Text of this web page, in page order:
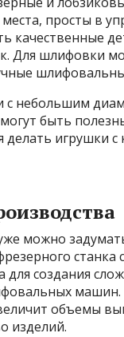
просты в
качественные
Для шлифовки
с небольшим
быть
делать игрушки с
можно
станка
для создания
машин.
объемы
изделий.